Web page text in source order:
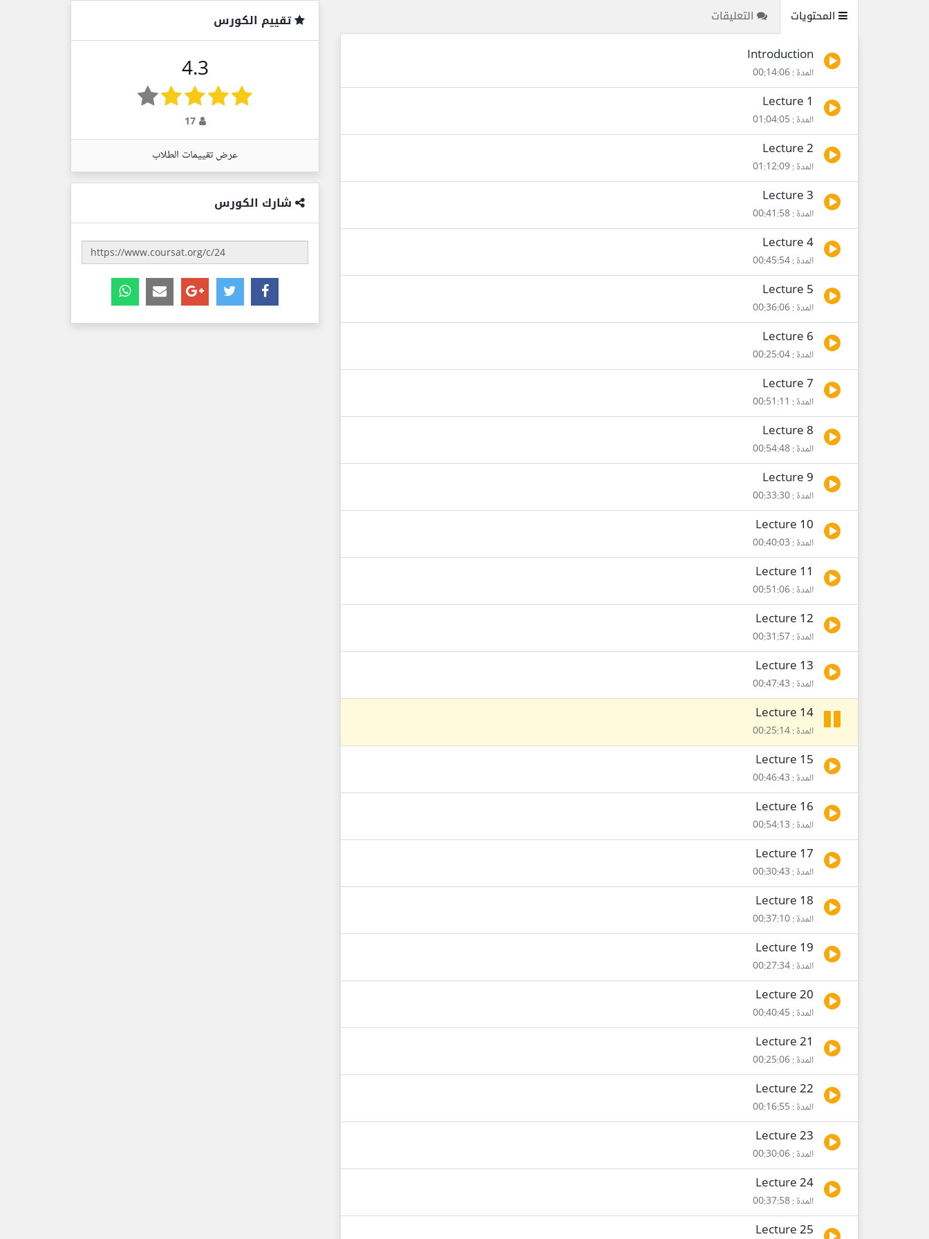
المحتويات التعليقات
Introduction
المدة : 00:14:06
Lecture 1
المدة : 01:04:05
Lecture 2
المدة : 01:12:09
Lecture 3
المدة : 00:41:58
Lecture 4
المدة : 00:45:54
Lecture 5
المدة : 00:36:06
Lecture 6
المدة : 00:25:04
Lecture 7
المدة : 00:51:11
Lecture 8
المدة : 00:54:48
Lecture 9
المدة : 00:33:30
Lecture 10
المدة : 00:40:03
Lecture 11
المدة : 00:51:06
Lecture 12
المدة : 00:31:57
Lecture 13
المدة : 00:47:43
Lecture 14
المدة : 00:25:14
Lecture 15
المدة : 00:46:43
Lecture 16
المدة : 00:54:13
Lecture 17
المدة : 00:30:43
Lecture 18
المدة : 00:37:10
Lecture 19
المدة : 00:27:34
Lecture 20
المدة : 00:40:45
Lecture 21
المدة : 00:25:06
Lecture 22
المدة : 00:16:55
Lecture 23
المدة : 00:30:06
Lecture 24
المدة : 00:37:58
Lecture 25
تقييم الكورس
4.3
17
عرض تقييمات الطلاب
شارك الكورس